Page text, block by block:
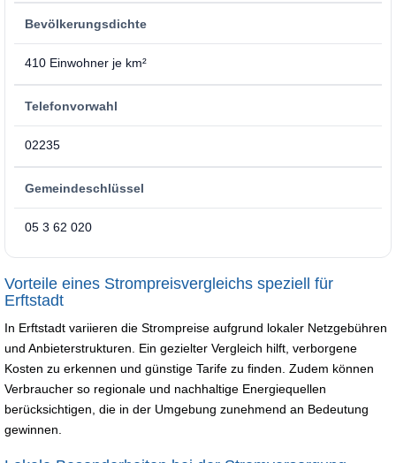
Bevölkerungsdichte
410 Einwohner je km²
Telefonvorwahl
02235
Gemeindeschlüssel
05 3 62 020
Vorteile eines Strompreisvergleichs speziell für
Erftstadt
In Erftstadt variieren die Strompreise aufgrund lokaler Netzgebühren
und Anbieterstrukturen. Ein gezielter Vergleich hilft, verborgene
Kosten zu erkennen und günstige Tarife zu finden. Zudem können
Verbraucher so regionale und nachhaltige Energiequellen
berücksichtigen, die in der Umgebung zunehmend an Bedeutung
gewinnen.